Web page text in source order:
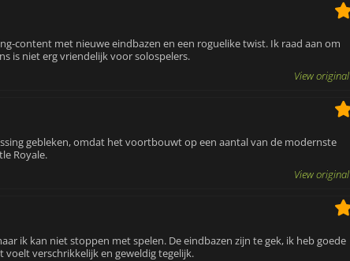
content met nieuwe eindbazen en een roguelike twist. Ik raad aan om
is niet erg vriendelijk voor solospelers.
View original
gebleken, omdat het voortbouwt op een aantal van de modernste
Royale.
View original
ik kan niet stoppen met spelen. De eindbazen zijn te gek, ik heb goede
verschrikkelijk en geweldig tegelijk.